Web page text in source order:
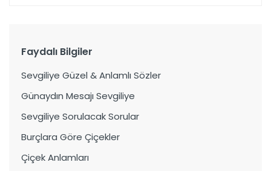
Faydalı Bilgiler
Sevgiliye Güzel & Anlamlı Sözler
Günaydın Mesajı Sevgiliye
Sevgiliye Sorulacak Sorular
Burçlara Göre Çiçekler
Çiçek Anlamları